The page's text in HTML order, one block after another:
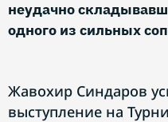
неудачно
одного из сильных
Жавохир Синдаров
выступление на